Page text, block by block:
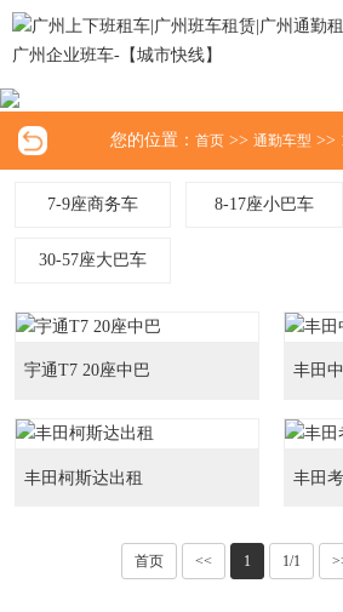
您的位置： 首页 >> 通勤车型 >>
7-9座商务车 8-17座小巴车
30-57座大巴车
宇通T7 20座中巴 丰田
丰田柯斯达出租 丰田
首页 << 1 1/1